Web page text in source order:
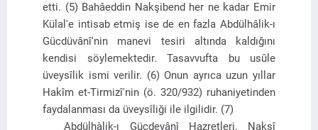
etti. (5) Bahâeddin Nakşibend her ne kadar Emir
Külal'e intisab etmiş ise de en fazla Abdülhâlik-ı
Gücdüvânî'nin manevi tesiri altında kaldığını
kendisi söylemektedir. Tasavvufta bu usûle
üveysîlik ismi verilir. (6) Onun ayrıca uzun yıllar
Hakîm et-Tirmizî'nin (ö. 320/932) ruhaniyetinden
faydalanması da üveysîliği ile ilgilidir. (7)
Abdülhàlik-ı Gücdevânî Hazretleri, Nakşî